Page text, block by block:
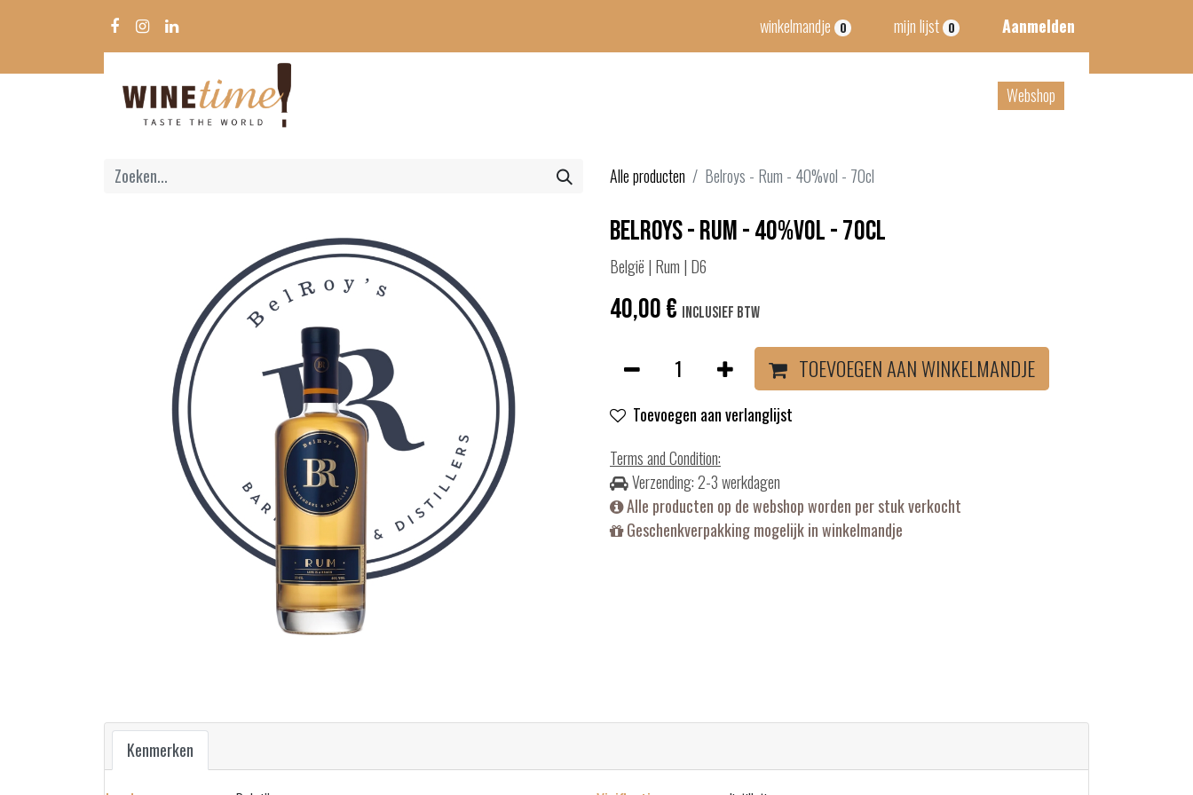
winkelmandje 0 mijn lijst 0 Aanmelden
Webshop
Alle producten Belroys - Rum - 40%vol - 70cl
Belroys - Rum - 40%vol - 70cl
België | Rum | D6
40,00€ Inclusief btw
TOEVOEGEN AAN WINKELMANDJE
Toevoegen aan verlanglijst
Terms and Condition:
Verzending: 2-3 werkdagen
Alle producten op de webshop worden per stuk verkocht
Geschenkverpakking mogelijk in winkelmandje
Kenmerken